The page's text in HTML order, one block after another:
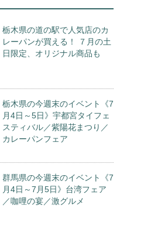
栃木県の道の駅で人気店のカ
レーパンが買える！ ７月の土
日限定、オリジナル商品も
栃木県の今週末のイベント《7
月4日～5日》宇都宮タイフェ
スティバル／紫陽花まつり／
カレーパンフェア
群馬県の今週末のイベント《7
月4日～7月5日》台湾フェア
／咖哩の宴／激グルメ